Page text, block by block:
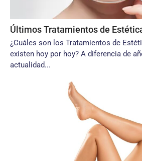
Últimos Tratamientos de
¿Cuáles son los Tratamientos de
existen hoy por hoy? A diferencia de
actualidad...